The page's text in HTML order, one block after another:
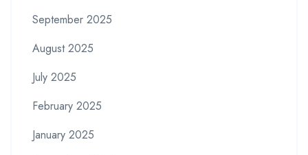
September 2025
August 2025
July 2025
February 2025
January 2025